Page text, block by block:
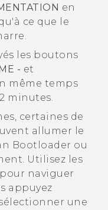
en
ce que le
les boutons
- et
même temps
minutes.
certaines de
allumer le
Bootloader ou
. Utilisez les
pour naviguer
appuyez
une